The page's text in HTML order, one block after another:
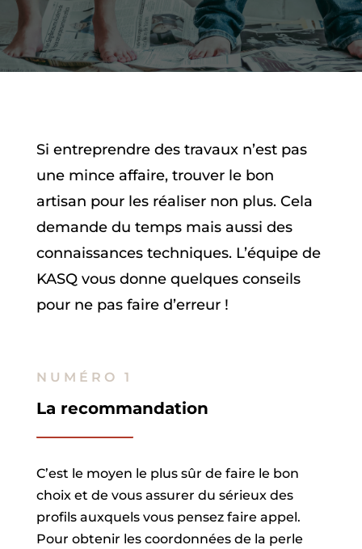
Si entreprendre des travaux n’est pas
une mince affaire, trouver le bon
artisan pour les réaliser non plus. Cela
demande du temps mais aussi des
connaissances techniques. L’équipe de
KASQ vous donne quelques conseils
pour ne pas faire d’erreur !
NUMÉRO 1
La recommandation
C’est le moyen le plus sûr de faire le bon
choix et de vous assurer du sérieux des
profils auxquels vous pensez faire appel.
Pour obtenir les coordonnées de la perle